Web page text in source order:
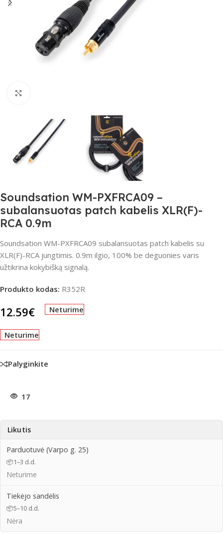
Soundsation WM-PXFRCA09 –
subalansuotas patch kabelis XLR(F)-
RCA 0.9m
Soundsation WM-PXFRCA09 subalansuotas patch kabelis su
XLR(F)-RCA jungtimis. 0.9m ilgio, 100% be deguonies varis
užtikrina kokybišką signalą.
Produkto kodas: R352R
12.59€ Neturime
Neturime
Palyginkite
17
Likutis
Parduotuvė (Varpo g. 25)
📦1–3 d.d.
Neturime
Tiekėjo sandėlis
📦5–10 d.d.
Nėra